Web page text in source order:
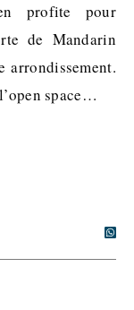
profite pour
de Mandarin
arrondissement.
space…